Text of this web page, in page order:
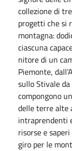
collezione di
progetti che si
montagna:
ciascuna
nitore di un
Piemonte,
sullo Stivale
compongono
delle terre alte
intraprendenti
risorse e
giro per le